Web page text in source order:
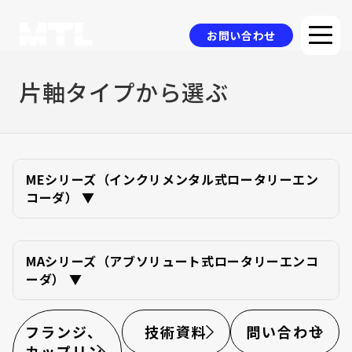
お問い合わせ
企業情報
品質方針
製品情報
採用事例
ニュース
コラム
お問い合わせ
片軸タイプから選ぶ
MEシリーズ（インクリメンタル式ロータリーエン
コーダ） ▼
MAシリーズ（アブソリュート式ロータリーエンコ
ーダ） ▼
フランジ、
技術資料 問い合わせ